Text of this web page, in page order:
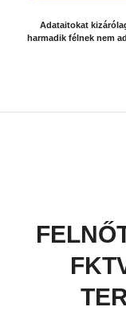
Adataitokat
harmadik félnek nem